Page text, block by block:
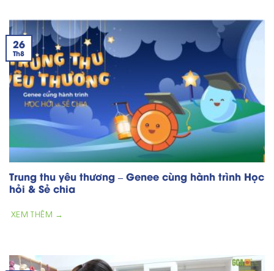
Trung thu yêu thương – Genee cùng hành trình Học
hỏi & Sẻ chia
XEM THÊM →
26
Th8